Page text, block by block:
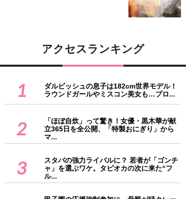
アクセスランキング
1
ダルビッシュの息子は182cm世界モデル！
ラウンドガールやミスコン美女も…プロ...
2
「ほぼ自炊」って驚き！女優・黒木華が献
立365日を全公開、「特製おにぎり」から
マ...
3
スタバの強力ライバルに？ 若者が「ゴンチ
ャ」を選ぶワケ。タピオカの次に来た“フ
ル...